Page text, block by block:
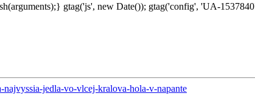
gtag('js', new Date()); gtag('config', 'UA-
jedla-vo-vlcej-kralova-hola-v-napante